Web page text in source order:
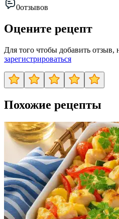
0отзывов
Оцените рецепт
Для того чтобы добавить отзыв,
зарегистрироваться
Похожие рецепты